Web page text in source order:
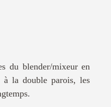
du blender/mixeur en
à la double parois, les